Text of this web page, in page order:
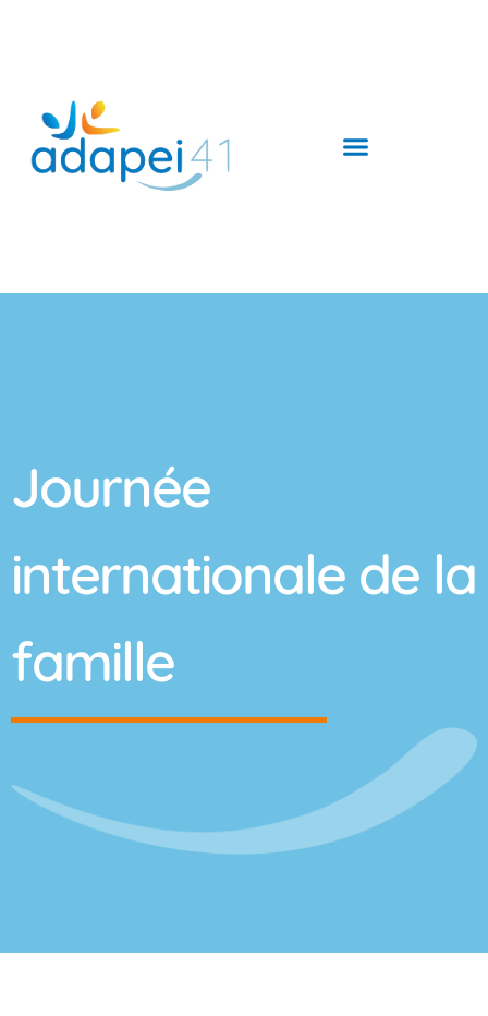
Journée
internationale de la
famille